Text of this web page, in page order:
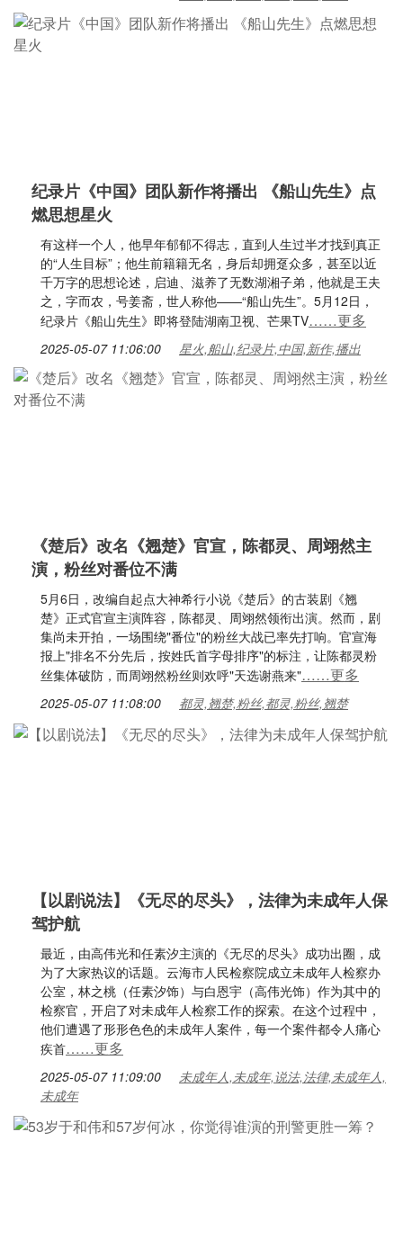
纪录片《中国》团队新作将播出 《船山先生》点
燃思想星火
有这样一个人，他早年郁郁不得志，直到人生过半才找到真正
的“人生目标”；他生前籍籍无名，身后却拥趸众多，甚至以近
千万字的思想论述，启迪、滋养了无数湖湘子弟，他就是王夫
之，字而农，号姜斋，世人称他——“船山先生”。5月12日，
纪录片《船山先生》即将登陆湖南卫视、芒果TV……更多
2025-05-07 11:06:00 星火,船山,纪录片,中国,新作,播出
《楚后》改名《翘楚》官宣，陈都灵、周翊然主
演，粉丝对番位不满
5月6日，改编自起点大神希行小说《楚后》的古装剧《翘
楚》正式官宣主演阵容，陈都灵、周翊然领衔出演。然而，剧
集尚未开拍，一场围绕"番位"的粉丝大战已率先打响。官宣海
报上"排名不分先后，按姓氏首字母排序"的标注，让陈都灵粉
丝集体破防，而周翊然粉丝则欢呼"天选谢燕来"……更多
2025-05-07 11:08:00 都灵,翘楚,粉丝,都灵,粉丝,翘楚
【以剧说法】《无尽的尽头》，法律为未成年人保
驾护航
最近，由高伟光和任素汐主演的《无尽的尽头》成功出圈，成
为了大家热议的话题。云海市人民检察院成立未成年人检察办
公室，林之桃（任素汐饰）与白恩宇（高伟光饰）作为其中的
检察官，开启了对未成年人检察工作的探索。在这个过程中，
他们遭遇了形形色色的未成年人案件，每一个案件都令人痛心
疾首……更多
2025-05-07 11:09:00
未成年人,未成年,说法,法律,未成年人,
未成年